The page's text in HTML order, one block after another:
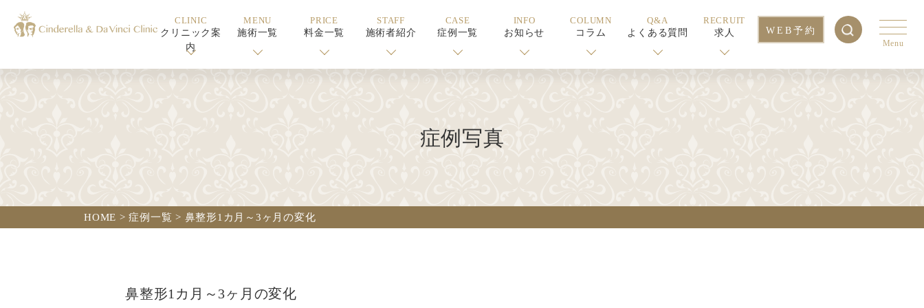
CLINIC
クリニック案
内
MENU
施術一覧
PRICE
料金一覧
STAFF
施術者紹介
CASE
症例一覧
INFO
お知らせ
COLUMN
コラム
Q&A
よくある質問
RECRUIT
求人
WEB予約
Menu
症例写真
HOME >症例一覧 > 鼻整形1カ月～3ヶ月の変化
鼻整形1カ月～3ヶ月の変化